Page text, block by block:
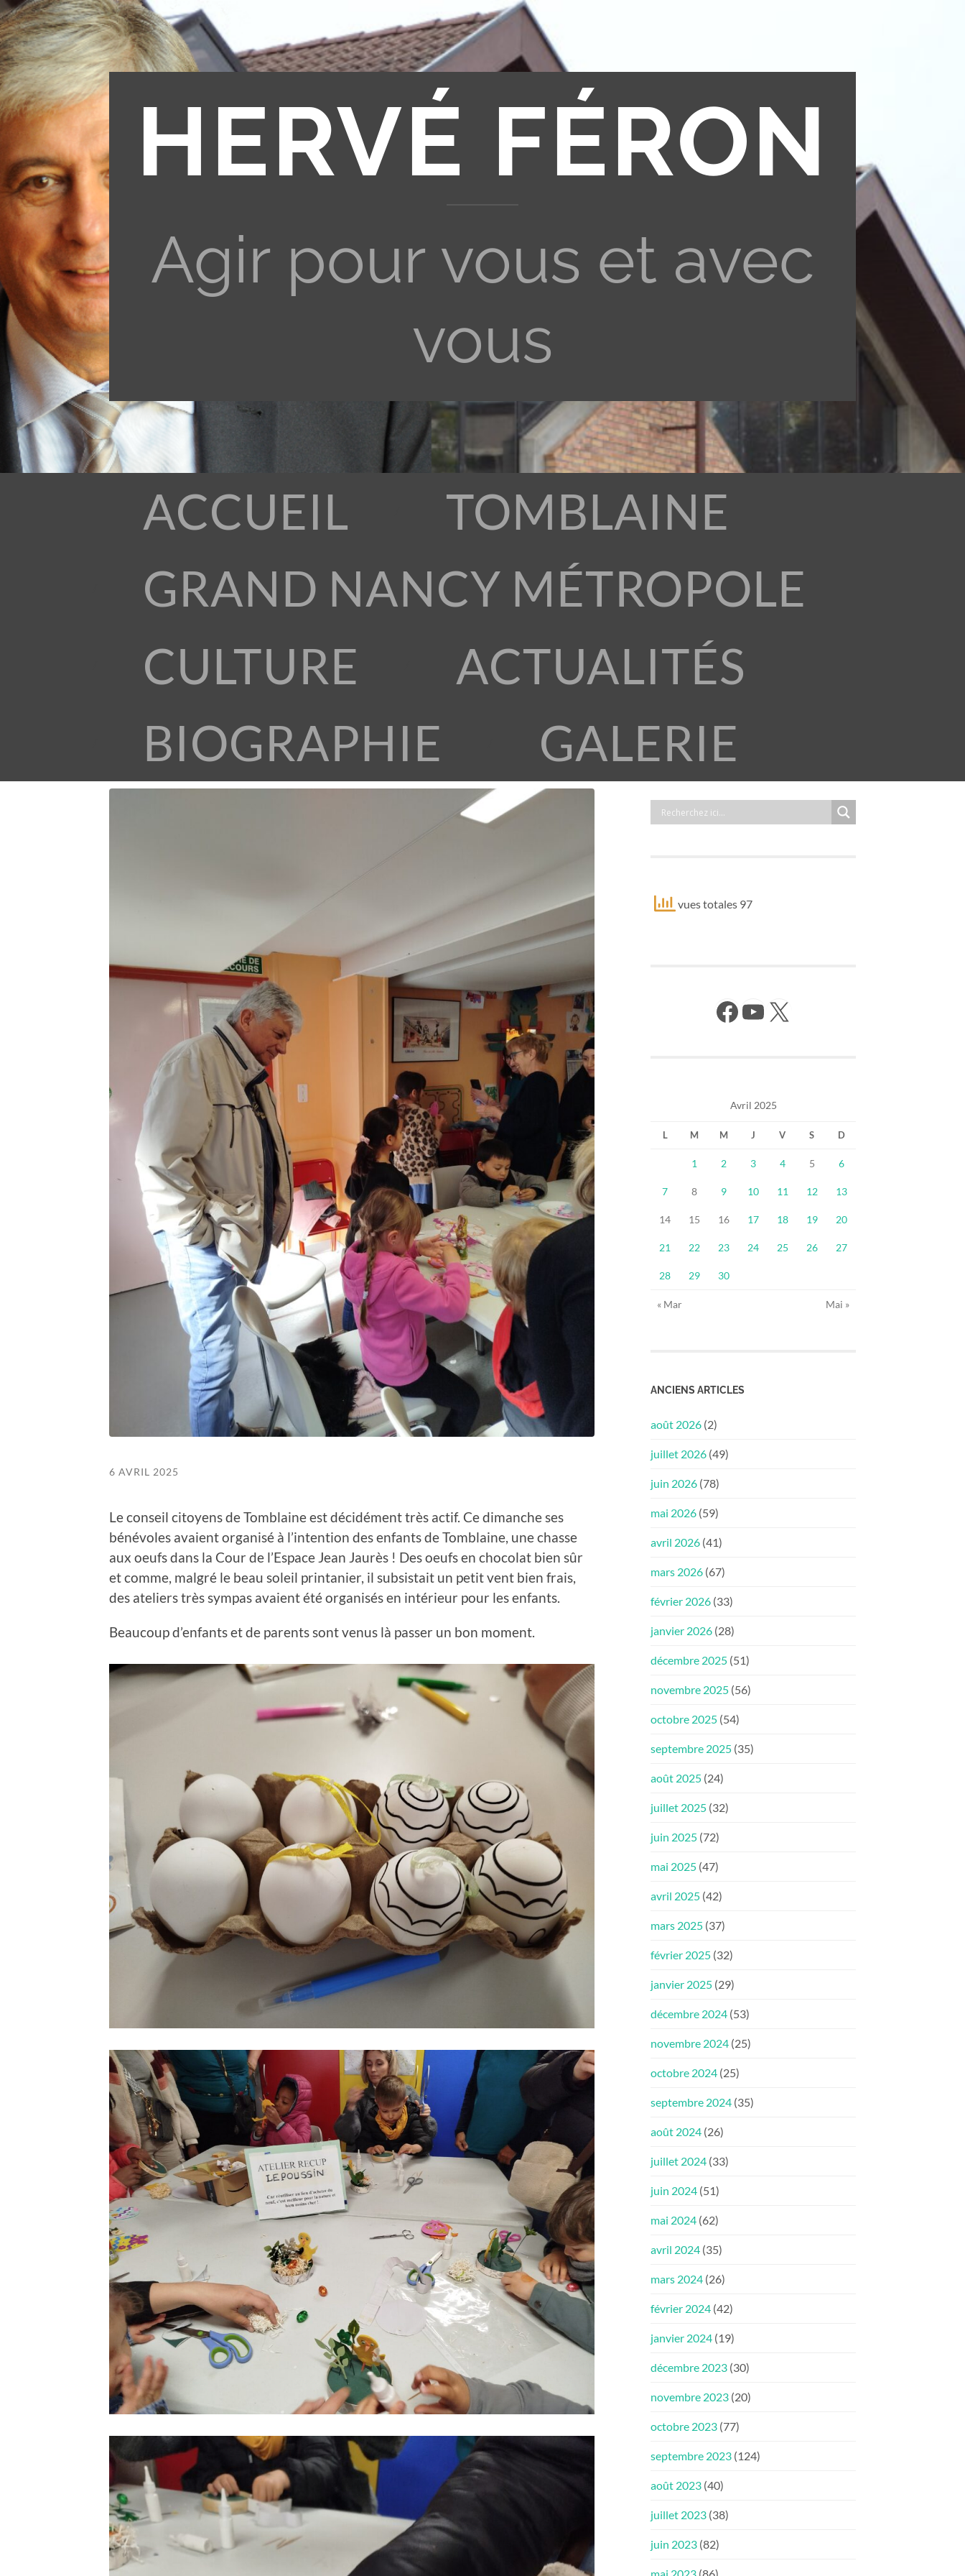
HERVÉ FÉRON
Agir pour vous et avec
vous
ACCUEIL
TOMBLAINE
GRAND NANCY MÉTROPOLE
CULTURE
ACTUALITÉS
BIOGRAPHIE
GALERIE
6 AVRIL 2025
Le conseil citoyens de Tomblaine est décidément très actif. Ce dimanche ses
bénévoles avaient organisé à l’intention des enfants de Tomblaine, une chasse
aux oeufs dans la Cour de l’Espace Jean Jaurès ! Des oeufs en chocolat bien sûr
et comme, malgré le beau soleil printanier, il subsistait un petit vent bien frais,
des ateliers très sympas avaient été organisés en intérieur pour les enfants.
Beaucoup d’enfants et de parents sont venus là passer un bon moment.
vues totales 97
Facebook YouTube X
Avril 2025
L M M J V S D
1 2 3 4 5 6
7 8 9 10 11 12 13
14 15 16 17 18 19 20
21 22 23 24 25 26 27
28 29 30
« Mar Mai »
ANCIENS ARTICLES
août 2026 (2)
juillet 2026 (49)
juin 2026 (78)
mai 2026 (59)
avril 2026 (41)
mars 2026 (67)
février 2026 (33)
janvier 2026 (28)
décembre 2025 (51)
novembre 2025 (56)
octobre 2025 (54)
septembre 2025 (35)
août 2025 (24)
juillet 2025 (32)
juin 2025 (72)
mai 2025 (47)
avril 2025 (42)
mars 2025 (37)
février 2025 (32)
janvier 2025 (29)
décembre 2024 (53)
novembre 2024 (25)
octobre 2024 (25)
septembre 2024 (35)
août 2024 (26)
juillet 2024 (33)
juin 2024 (51)
mai 2024 (62)
avril 2024 (35)
mars 2024 (26)
février 2024 (42)
janvier 2024 (19)
décembre 2023 (30)
novembre 2023 (20)
octobre 2023 (77)
septembre 2023 (124)
août 2023 (40)
juillet 2023 (38)
juin 2023 (82)
mai 2023 (86)